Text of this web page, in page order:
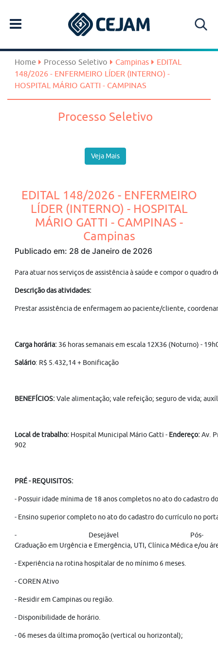
Home Processo Seletivo Campinas
EDITAL
148/2026 - ENFERMEIRO LÍDER (INTERNO) -
HOSPITAL MÁRIO GATTI - CAMPINAS
Processo Seletivo
Veja Mais
EDITAL 148/2026 - ENFERMEIRO
LÍDER (INTERNO) - HOSPITAL
MÁRIO GATTI - CAMPINAS -
Campinas
Publicado em: 28 de Janeiro de 2026
Para atuar nos serviços de assistência à saúde e compor o
Descrição das atividades:
Prestar assistência de enfermagem ao paciente/cliente,
Carga horária: 36 horas semanais em escala 12X36 (Noturno) -
Salário: R$ 5.432,14 + Bonificação
BENEFÍCIOS:Vale alimentação; vale refeição; seguro de vida;
Local de trabalho: Hospital Municipal Mário Gatti - Endereço:Av.
902
PRÉ - REQUISITOS:
- Possuir idade mínima de 18 anos completos no ato do cadastro
- Ensino superior completo no ato do cadastro do currículo no
- Desejável Pós-
Graduação em Urgência e Emergência, UTI, Clínica Médica e/ou
- Experiência na rotina hospitalar de no mínimo 6 meses.
- COREN Ativo
- Residir em Campinas ou região.
- Disponibilidade de horário.
- 06 meses da última promoção (vertical ou horizontal);